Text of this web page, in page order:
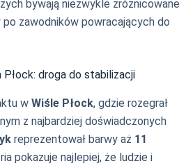
bywają niezwykle zróżnicowane
po zawodników powracających do
droga do stabilizacji
w Wiśle Płock, gdzie rozegrał
z najbardziej doświadczonych
reprezentował barwy aż 11
pokazuje najlepiej, że ludzie i